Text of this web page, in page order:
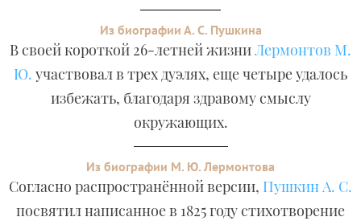
Из биографии А. С. Пушкина
В своей короткой 26-летней жизниЛермонтов М.
Ю. участвовал в трех дуэлях, еще четыре удалось
избежать, благодаря здравому смыслу
окружающих.
Из биографии М. Ю. Лермонтова
Согласно распространённой версии, Пушкин А. С.
посвятил написанное в 1825 году стихотворение